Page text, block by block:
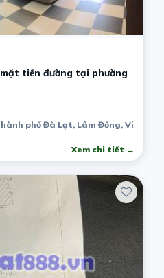
tiền đường tại phường
phố Đà Lạt, Lâm Đồng, Việt
Xem chi tiết →